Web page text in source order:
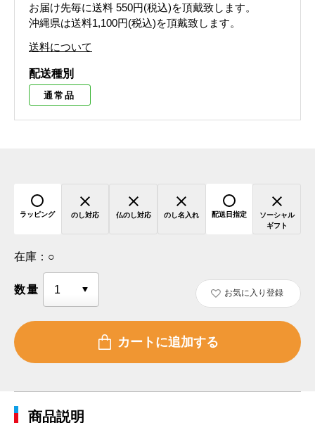
お届け先毎に送料 550円(税込)を頂戴致します。
沖縄県は送料1,100円(税込)を頂戴致します。
送料について
配送種別
通常品
ラッピング のし対応 仏のし対応 のし名入れ 配送日指定
ソーシャル
ギフト
在庫： ○
数量 お気に入り登録
商品説明